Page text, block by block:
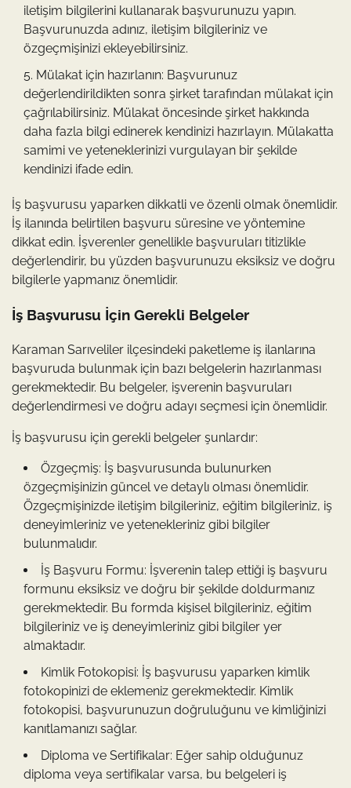
iletişim bilgilerini kullanarak başvurunuzu yapın.
Başvurunuzda adınız, iletişim bilgileriniz ve
özgeçmişinizi ekleyebilirsiniz.
Mülakat için hazırlanın: Başvurunuz
değerlendirildikten sonra şirket tarafından mülakat için
çağrılabilirsiniz. Mülakat öncesinde şirket hakkında
daha fazla bilgi edinerek kendinizi hazırlayın. Mülakatta
samimi ve yeteneklerinizi vurgulayan bir şekilde
kendinizi ifade edin.
İş başvurusu yaparken dikkatli ve özenli olmak önemlidir.
İş ilanında belirtilen başvuru süresine ve yöntemine
dikkat edin. İşverenler genellikle başvuruları titizlikle
değerlendirir, bu yüzden başvurunuzu eksiksiz ve doğru
bilgilerle yapmanız önemlidir.
İş Başvurusu İçin Gerekli Belgeler
Karaman Sarıveliler ilçesindeki paketleme iş ilanlarına
başvuruda bulunmak için bazı belgelerin hazırlanması
gerekmektedir. Bu belgeler, işverenin başvuruları
değerlendirmesi ve doğru adayı seçmesi için önemlidir.
İş başvurusu için gerekli belgeler şunlardır:
Özgeçmiş: İş başvurusunda bulunurken
özgeçmişinizin güncel ve detaylı olması önemlidir.
Özgeçmişinizde iletişim bilgileriniz, eğitim bilgileriniz, iş
deneyimleriniz ve yetenekleriniz gibi bilgiler
bulunmalıdır.
İş Başvuru Formu: İşverenin talep ettiği iş başvuru
formunu eksiksiz ve doğru bir şekilde doldurmanız
gerekmektedir. Bu formda kişisel bilgileriniz, eğitim
bilgileriniz ve iş deneyimleriniz gibi bilgiler yer
almaktadır.
Kimlik Fotokopisi: İş başvurusu yaparken kimlik
fotokopinizi de eklemeniz gerekmektedir. Kimlik
fotokopisi, başvurunuzun doğruluğunu ve kimliğinizi
kanıtlamanızı sağlar.
Diploma ve Sertifikalar: Eğer sahip olduğunuz
diploma veya sertifikalar varsa, bu belgeleri iş